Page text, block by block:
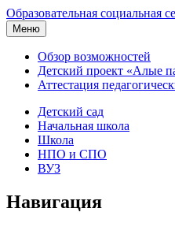
Образовательная социальная
Меню
Обзор возможностей
Детский проект «Алые
Аттестация
Детский сад
Начальная школа
Школа
НПО и СПО
ВУЗ
Навигация